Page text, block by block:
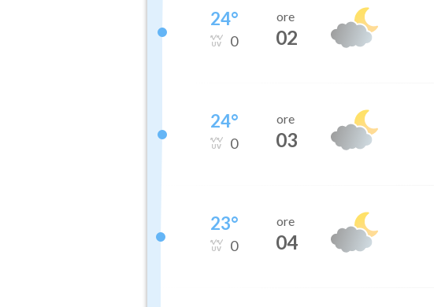
24°
0
ore
02
24°
0
ore
03
23°
0
ore
04